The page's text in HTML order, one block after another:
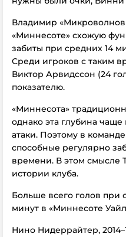
Владимир
«Миннесоте» схожую
забиты при средних 14
Среди игроков с таким
Виктор Арвидссон (24
показателю.
«Миннесота»
однако эта глубина
атаки. Поэтому в
способные регулярно
времени. В этом смысле
истории клуба.
Больше всего голов при
минут в «Миннесоте
Нино Нидеррайтер,